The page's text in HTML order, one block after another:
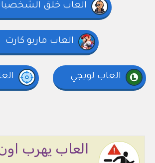
العاب خلق
العاب ماريو كارت
العاب لويجي
العاب يهرب